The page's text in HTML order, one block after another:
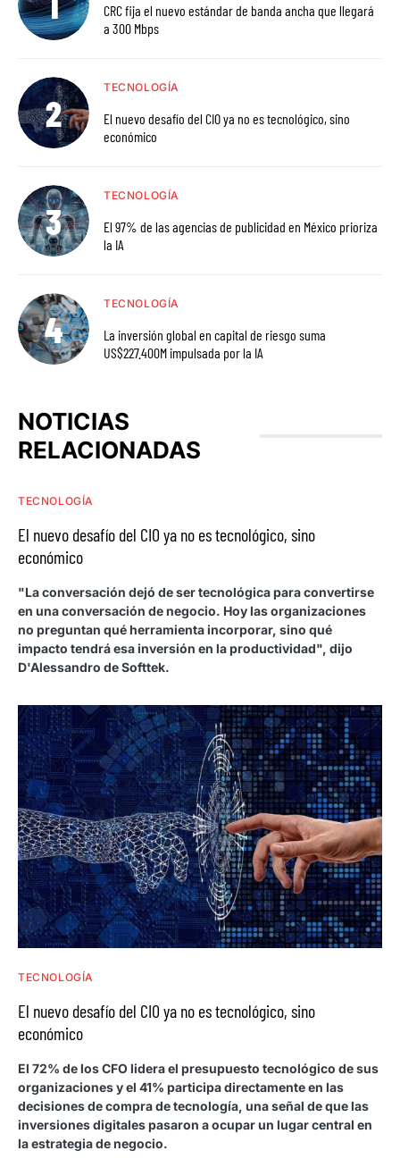
CRC fija el nuevo estándar de banda ancha que llegará
a 300 Mbps
TECNOLOGÍA
El nuevo desafío del CIO ya no es tecnológico, sino
económico
TECNOLOGÍA
El 97% de las agencias de publicidad en México prioriza
la IA
TECNOLOGÍA
La inversión global en capital de riesgo suma
US$227.400M impulsada por la IA
NOTICIAS
RELACIONADAS
TECNOLOGÍA
El nuevo desafío del CIO ya no es tecnológico, sino
económico
"La conversación dejó de ser tecnológica para convertirse
en una conversación de negocio. Hoy las organizaciones
no preguntan qué herramienta incorporar, sino qué
impacto tendrá esa inversión en la productividad", dijo
D'Alessandro de Softtek.
TECNOLOGÍA
El nuevo desafío del CIO ya no es tecnológico, sino
económico
El 72% de los CFO lidera el presupuesto tecnológico de sus
organizaciones y el 41% participa directamente en las
decisiones de compra de tecnología, una señal de que las
inversiones digitales pasaron a ocupar un lugar central en
la estrategia de negocio.